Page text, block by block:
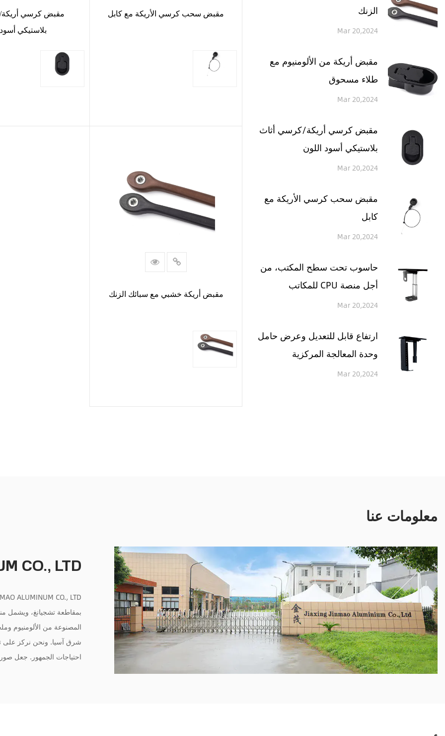
الزنك
Mar 20,2024
مقبض أريكة من الألومنيوم مع
طلاء مسحوق
Mar 20,2024
مقبض كرسي أريكة/كرسي أثاث
بلاستيكي أسود اللون
Mar 20,2024
مقبض سحب كرسي الأريكة مع
كابل
Mar 20,2024
حاسوب تحت سطح المكتب، من
أجل منصة CPU للمكاتب
Mar 20,2024
ارتفاع قابل للتعديل وعرض حامل
وحدة المعالجة المركزية
Mar 20,2024
مقبض سحب كرسي الأريكة مع كابل
مقبض كرسي
بلاستيكي
مقبض أريكة خشبي مع سبائك الزنك
معلومات عنا
CO., LTD.
بمقاطعة تشجيانغ، ويشمل
شرق آسيا. ونحن نركز على
احتياجات الجمهور. جعل